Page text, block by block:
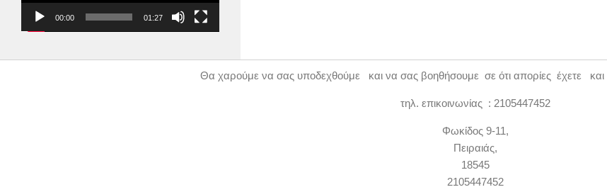
00:00 01:27
Θα χαρούμε να σας υποδεχθούμε και να σας βοηθήσουμε σε ότι απορίες έχετε και
τηλ. επικοινωνίας : 2105447452
Φωκίδος 9-11,
Πειραιάς,
18545
2105447452